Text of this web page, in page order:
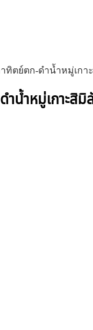
าทิตย์ตก-ดำน้ำหมู่เกา
ำน้ำหมู่เกาะสิมิ